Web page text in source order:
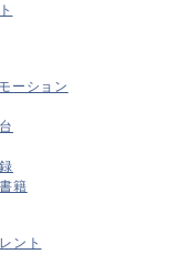
ーション
籍
ント